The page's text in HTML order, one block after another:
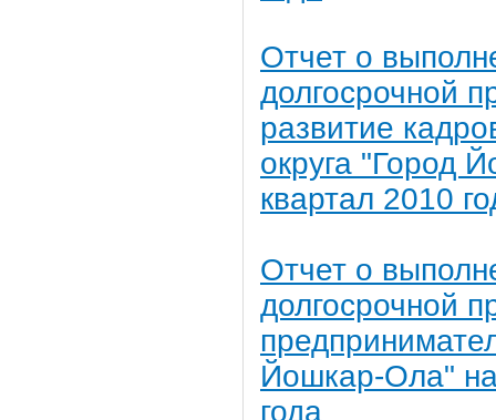
Отчет о
долгосрочной
развитие
округа "Город
квартал 2010
Отчет о
долгосрочной
Йошкар-Ола"
года